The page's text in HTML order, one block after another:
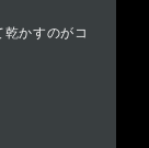
かすのがコ